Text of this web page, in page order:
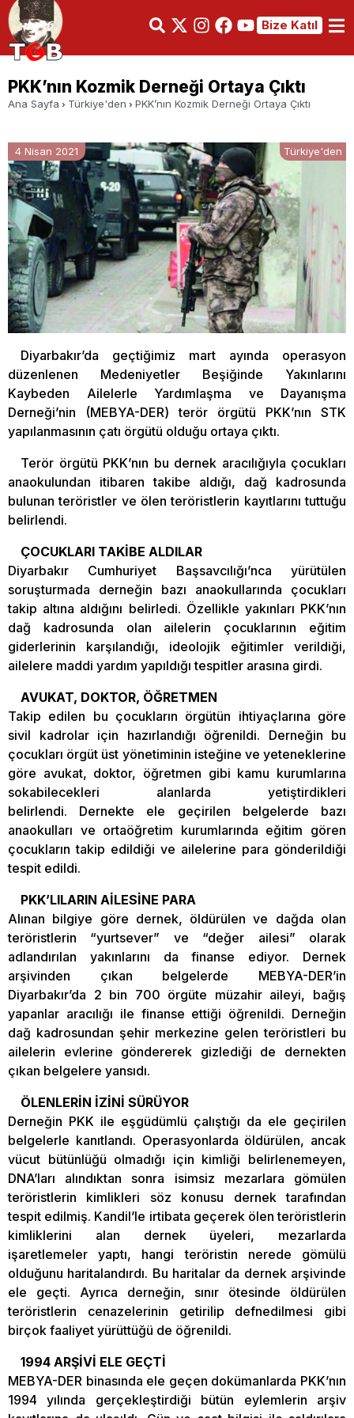
Bize Katıl
PKK’nın Kozmik Derneği Ortaya Çıktı
Ana Sayfa Türkiye'den PKK’nın Kozmik Derneği Ortaya Çıktı
4 Nisan 2021 Türkiye'den
Diyarbakır’da geçtiğimiz mart ayında operasyon
düzenlenen Medeniyetler Beşiğinde Yakınlarını
Kaybeden Ailelerle Yardımlaşma ve Dayanışma
Derneği’nin (MEBYA-DER) terör örgütü PKK’nın STK
yapılanmasının çatı örgütü olduğu ortaya çıktı.
Terör örgütü PKK’nın bu dernek aracılığıyla çocukları
anaokulundan itibaren takibe aldığı, dağ kadrosunda
bulunan teröristler ve ölen teröristlerin kayıtlarını tuttuğu
belirlendi.
ÇOCUKLARI TAKİBE ALDILAR
Diyarbakır Cumhuriyet Başsavcılığı’nca yürütülen
soruşturmada derneğin bazı anaokullarında çocukları
takip altına aldığını belirledi. Özellikle yakınları PKK’nın
dağ kadrosunda olan ailelerin çocuklarının eğitim
giderlerinin karşılandığı, ideolojik eğitimler verildiği,
ailelere maddi yardım yapıldığı tespitler arasına girdi.
AVUKAT, DOKTOR, ÖĞRETMEN
Takip edilen bu çocukların örgütün ihtiyaçlarına göre
sivil kadrolar için hazırlandığı öğrenildi. Derneğin bu
çocukları örgüt üst yönetiminin isteğine ve yeteneklerine
göre avukat, doktor, öğretmen gibi kamu kurumlarına
sokabilecekleri alanlarda yetiştirdikleri
belirlendi. Dernekte ele geçirilen belgelerde bazı
anaokulları ve ortaöğretim kurumlarında eğitim gören
çocukların takip edildiği ve ailelerine para gönderildiği
tespit edildi.
PKK’LILARIN AİLESİNE PARA
Alınan bilgiye göre dernek, öldürülen ve dağda olan
teröristlerin “yurtsever” ve “değer ailesi” olarak
adlandırılan yakınlarını da finanse ediyor. Dernek
arşivinden çıkan belgelerde MEBYA-DER’in
Diyarbakır’da 2 bin 700 örgüte müzahir aileyi, bağış
yapanlar aracılığı ile finanse ettiği öğrenildi. Derneğin
dağ kadrosundan şehir merkezine gelen teröristleri bu
ailelerin evlerine göndererek gizlediği de dernekten
çıkan belgelere yansıdı.
ÖLENLERİN İZİNİ SÜRÜYOR
Derneğin PKK ile eşgüdümlü çalıştığı da ele geçirilen
belgelerle kanıtlandı. Operasyonlarda öldürülen, ancak
vücut bütünlüğü olmadığı için kimliği belirlenemeyen,
DNA’ları alındıktan sonra isimsiz mezarlara gömülen
teröristlerin kimlikleri söz konusu dernek tarafından
tespit edilmiş. Kandil’le irtibata geçerek ölen teröristlerin
kimliklerini alan dernek üyeleri, mezarlarda
işaretlemeler yaptı, hangi teröristin nerede gömülü
olduğunu haritalandırdı. Bu haritalar da dernek arşivinde
ele geçti. Ayrıca derneğin, sınır ötesinde öldürülen
teröristlerin cenazelerinin getirilip defnedilmesi gibi
birçok faaliyet yürüttüğü de öğrenildi.
1994 ARŞİVİ ELE GEÇTİ
MEBYA-DER binasında ele geçen dokümanlarda PKK’nın
1994 yılında gerçekleştirdiği bütün eylemlerin arşiv